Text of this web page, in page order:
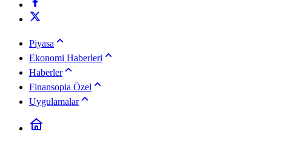
Piyasa
Ekonomi Haberleri
Haberler
Finansopia Özel
Uygulamalar